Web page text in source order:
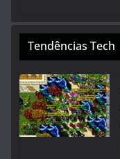
Tendências Tech